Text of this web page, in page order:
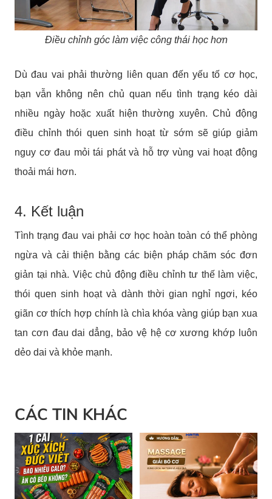
Điều chỉnh góc làm việc công thái học hơn
Dù đau vai phải thường liên quan đến yếu tố cơ học,
bạn vẫn không nên chủ quan nếu tình trạng kéo dài
nhiều ngày hoặc xuất hiện thường xuyên. Chủ động
điều chỉnh thói quen sinh hoạt từ sớm sẽ giúp giảm
nguy cơ đau mỏi tái phát và hỗ trợ vùng vai hoạt động
thoải mái hơn.
4. Kết luận
Tình trạng đau vai phải cơ học hoàn toàn có thể phòng
ngừa và cải thiện bằng các biện pháp chăm sóc đơn
giản tại nhà. Việc chủ động điều chỉnh tư thế làm việc,
thói quen sinh hoạt và dành thời gian nghỉ ngơi, kéo
giãn cơ thích hợp chính là chìa khóa vàng giúp bạn xua
tan cơn đau dai dẳng, bảo vệ hệ cơ xương khớp luôn
dẻo dai và khỏe mạnh.
CÁC TIN KHÁC